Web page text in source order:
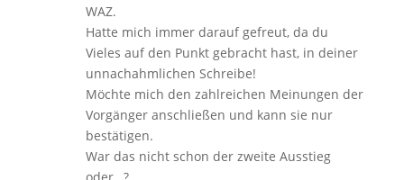
WAZ.
Hatte mich immer darauf gefreut, da du
Vieles auf den Punkt gebracht hast, in deiner
unnachahmlichen Schreibe!
Möchte mich den zahlreichen Meinungen der
Vorgänger anschließen und kann sie nur
bestätigen.
War das nicht schon der zweite Ausstieg